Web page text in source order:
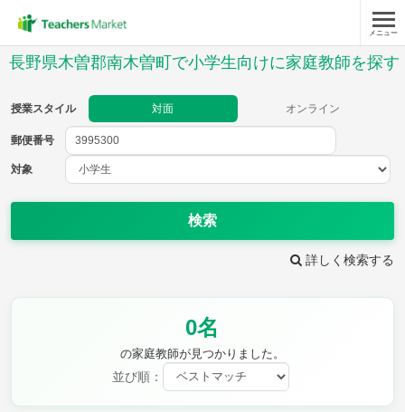
メニュー
長野県木曽郡南木曽町で小学生向けに家庭教師を探す
授業スタイル 対面 オンライン
郵便番号
対象
検索
詳しく検索する
0名
の家庭教師が見つかりました。
並び順：
郵便番号
教科
理科
保健・体育 図画工作 書写